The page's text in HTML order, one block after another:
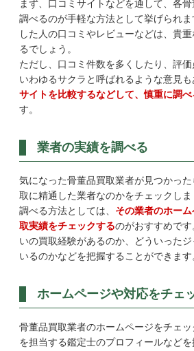
まず、口コミサイトなどを通して、各
調べるのが手軽な方法として挙げられ
した人の口コミやレビューなどは、貴
るでしょう。
ただし、口コミ件数を多くしたり、評価
いわゆるサクラと呼ばれるような意見も
サイトを比較するなどして、慎重に調
す。
業者の実績を調べる
気になった骨董品買取業者が見つかっ
取に精通した業者なのかをチェックしま
調べる方法としては、 その業者のホー
取実績をチェックするのがおすすめで
いの買取経験があるのか、どういった
いるのかなどを把握することができます
ホームページや対応をチェ
骨董品買取業者のホームページをチェ
を担当する鑑定士のプロフィールなど